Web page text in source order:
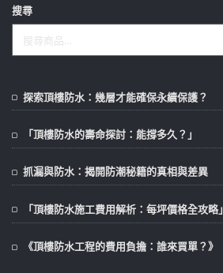
頁
面
選
選
項
搜尋
探索頂樓防水：幾層才能確保永續保護？
「頂樓防水的壽命探討：能撐多久？」
抓漏與防水：揭開防潮秘籍的真相與差異
「頂樓防水施工費用解析：每坪價格全攻略」
《頂樓防水工程的費用負擔：誰來買單？》